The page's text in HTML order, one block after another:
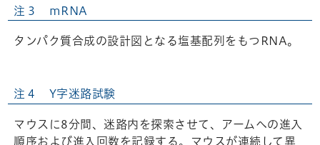
注３ mRNA
タンパク質合成の設計図となる塩基配列をもつRNA。
注４ Y字迷路試験
マウスに8分間、迷路内を探索させて、アームへの進入
順序および進入回数を記録する。マウスが連続して異